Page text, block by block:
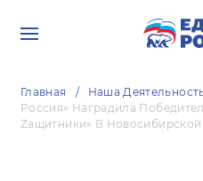
Главная Наша
Россия» Наградила
Zащитники» В